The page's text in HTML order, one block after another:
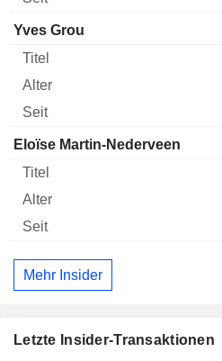
Yves Grou
Eloïse Martin-Nederveen
Mehr Insider
Letzte Insider-Transaktionen